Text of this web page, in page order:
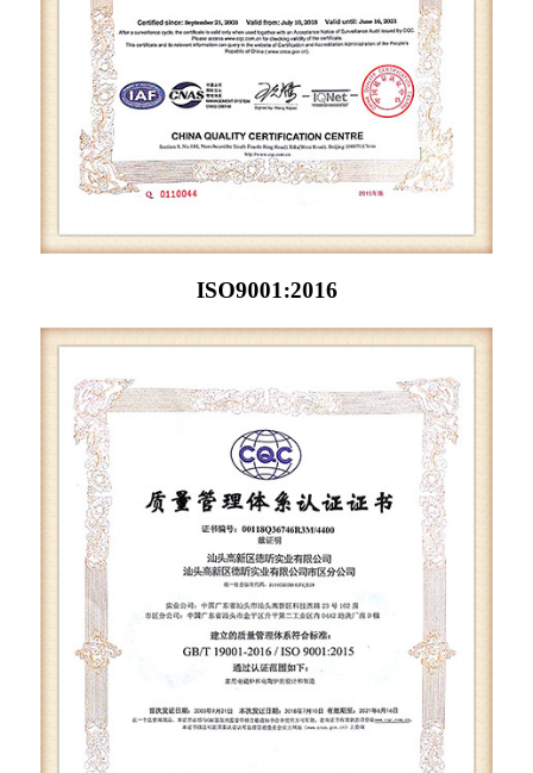
ISO9001:2016